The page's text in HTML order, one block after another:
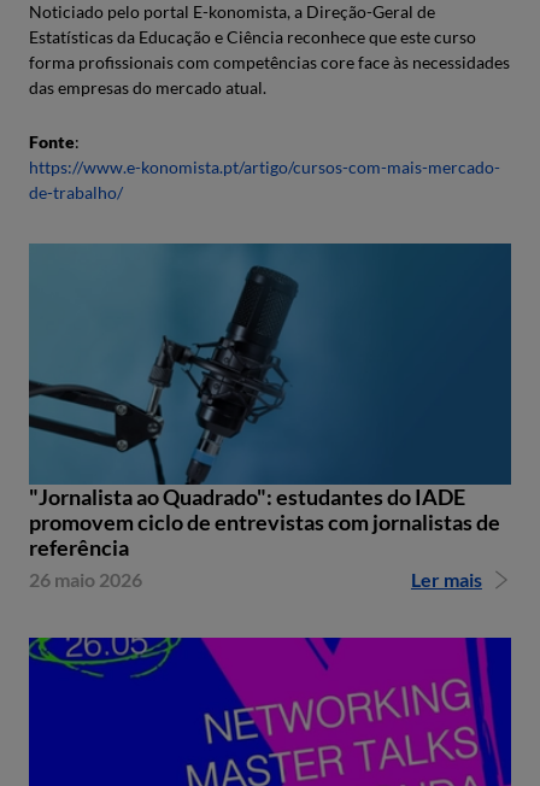
Noticiado pelo portal E-konomista, a Direção-Geral de
Estatísticas da Educação e Ciência reconhece que este curso
forma profissionais com competências core face às necessidades
das empresas do mercado atual.
Fonte:
https://www.e-konomista.pt/artigo/cursos-com-mais-mercado-
de-trabalho/
"Jornalista ao Quadrado": estudantes do IADE
promovem ciclo de entrevistas com jornalistas de
referência
26 maio 2026 Ler mais